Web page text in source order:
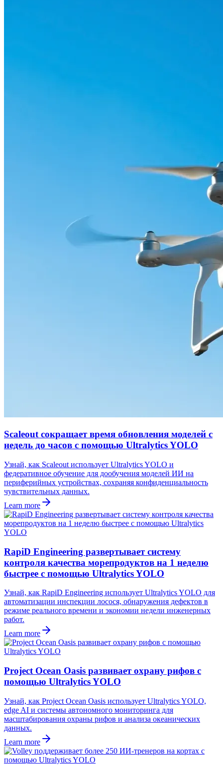
Scaleout сокращает время обновления моделей с
недель до часов с помощью Ultralytics YOLO
Узнай, как Scaleout использует Ultralytics YOLO и
федеративное обучение для дообучения моделей ИИ на
периферийных устройствах, сохраняя конфиденциальность
чувствительных данных.
Learn more
RapiD Engineering развертывает систему
контроля качества морепродуктов на 1 неделю
быстрее с помощью Ultralytics YOLO
Узнай, как RapiD Engineering использует Ultralytics YOLO для
автоматизации инспекции лосося, обнаружения дефектов в
режиме реального времени и экономии недели инженерных
работ.
Learn more
Project Ocean Oasis развивает охрану рифов с
помощью Ultralytics YOLO
Узнай, как Project Ocean Oasis использует Ultralytics YOLO,
edge AI и системы автономного мониторинга для
масштабирования охраны рифов и анализа океанических
данных.
Learn more